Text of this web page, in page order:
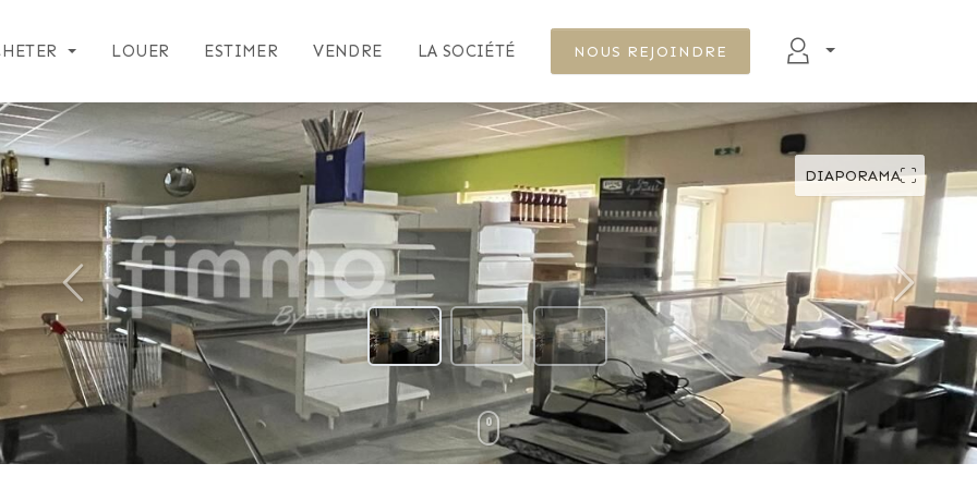
LOUER ESTIMER VENDRE LA SOCIÉTÉ NOUS REJOINDRE
DIAPORAMA
DÉFILER VERS LE BAS